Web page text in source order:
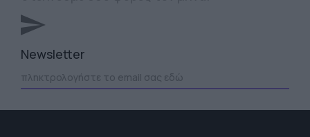
Newsletter